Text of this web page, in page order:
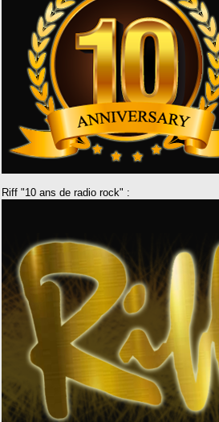
Riff "10 ans de radio rock" :